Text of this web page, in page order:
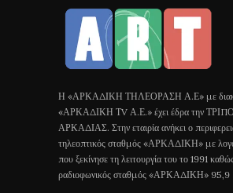
Η «ΑΡΚΑΔΙΚΗ ΤΗΛΕΟΡΑΣΗ Α.Ε» με
«ΑΡΚΑΔΙΚΗ ΤV Α.Ε.» έχει έδρα την
ΑΡΚΑΔΙΑΣ. Στην εταιρία ανήκει ο
τηλεοπτικός σταθμός «ΑΡΚΑΔΙΚΗ» με
που ξεκίνησε τη λειτουργία του το 1991
ραδιοφωνικός σταθμός «ΑΡΚΑΔΙΚΗ» 95,9